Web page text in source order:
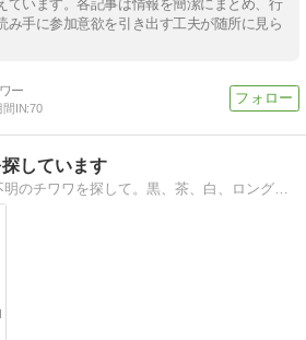
ています。各記事は情報を簡潔にまとめ、行
み手に参加意欲を引き出す工夫が随所に見ら
間IN:70
しています
三重県名張市で行方不明のチワワを探して。黒、茶、白、ロング雌、1.8キロのチワワ（ココ）を探しています。